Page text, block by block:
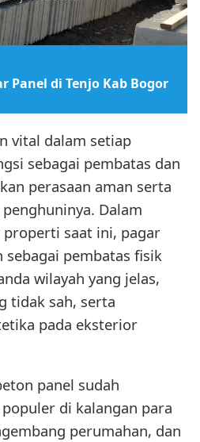
Panel di Tenjo Kab Bogor
vital dalam setiap
sebagai pembatas dan
perasaan aman serta
Dalam
properti saat ini, pagar
pembatas fisik
wilayah yang jelas,
tidak sah, serta
pada eksterior
panel sudah
di kalangan para
perumahan, dan